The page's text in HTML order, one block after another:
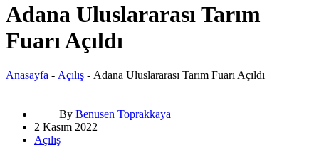
Adana Uluslararası Tarım
Fuarı Açıldı
Anasayfa - Açılış - Adana Uluslararası Tarım Fuarı Açıldı
By Benusen Toprakkaya
2 Kasım 2022
Açılış